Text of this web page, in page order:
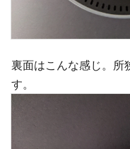
裏面はこんな感じ。所
す。